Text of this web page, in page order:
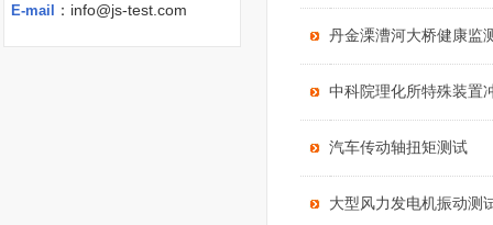
E-mail ：info@js-test.com
丹金溧漕河大桥健康监
中科院理化所特殊装置
汽车传动轴扭矩测试
大型风力发电机振动测